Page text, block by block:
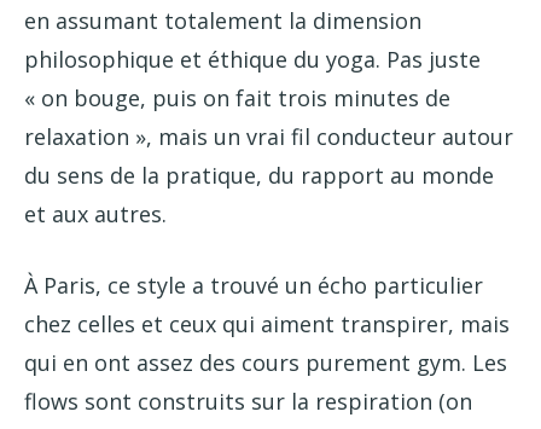
en assumant totalement la dimension
philosophique et éthique du yoga. Pas juste
« on bouge, puis on fait trois minutes de
relaxation », mais un vrai fil conducteur autour
du sens de la pratique, du rapport au monde
et aux autres.
À Paris, ce style a trouvé un écho particulier
chez celles et ceux qui aiment transpirer, mais
qui en ont assez des cours purement gym. Les
flows sont construits sur la respiration (on